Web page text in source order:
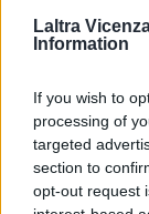
Laltra
Information
If you wish to
processing of
targeted
section to
opt-out request
ARTICOLO